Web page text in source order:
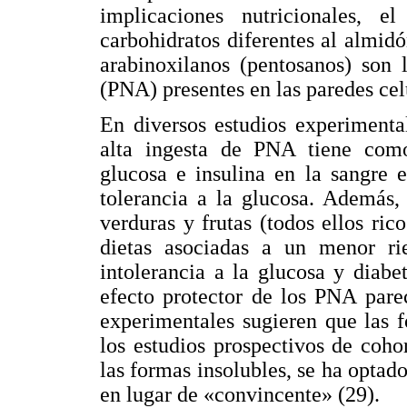
implicaciones nutricionales,
carbohidratos diferentes al
arabinoxilanos (pentosanos)
(PNA) presentes en las paredes
En diversos estudios
alta ingesta de PNA tiene
glucosa e insulina en la sangre
tolerancia a la glucosa.
verduras y frutas (todos ellos
dietas asociadas a un menor
intolerancia a la glucosa y
efecto protector de los PNA
experimentales sugieren que las
los estudios prospectivos de
las formas insolubles, se ha
en lugar de «convincente» (29).